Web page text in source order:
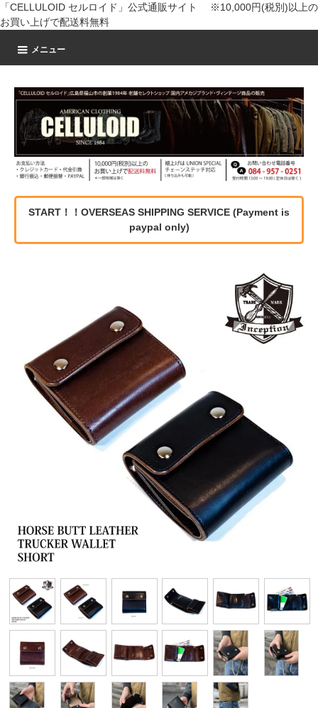
「CELLULOID セルロイド」公式通販サイト ※10,000円(税別)以上の
お買い上げで配送料無料
メニュー
START！！OVERSEAS SHIPPING SERVICE (Payment is
paypal only)